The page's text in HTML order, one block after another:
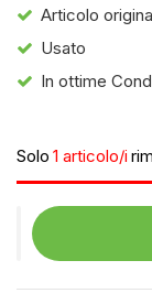
Articolo
Usato
In ottime
Solo 1 articolo/i